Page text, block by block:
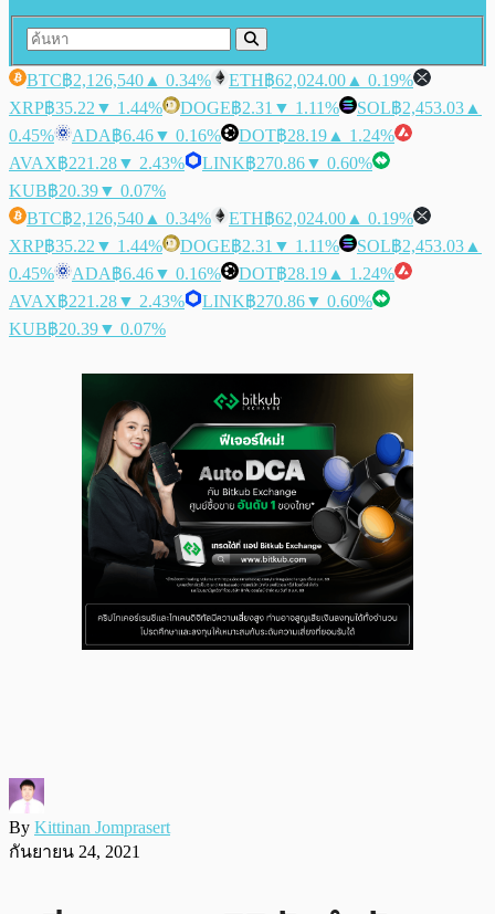
BTC฿2,126,540 ▲ 0.34% ETH฿62,024.00 ▲ 0.19%
XRP฿35.22 ▼ 1.44% DOGE฿2.31 ▼ 1.11% SOL฿2,453.03 ▲
0.45%
ADA฿6.46▼ 0.16% DOT฿28.19 ▲ 1.24%
AVAX฿221.28▼ 2.43% LINK฿270.86▼ 0.60%
KUB฿20.39▼ 0.07%
BTC฿2,126,540 ▲ 0.34% ETH฿62,024.00 ▲ 0.19%
XRP฿35.22 ▼ 1.44% DOGE฿2.31 ▼ 1.11% SOL฿2,453.03 ▲
0.45%
ADA฿6.46▼ 0.16% DOT฿28.19 ▲ 1.24%
AVAX฿221.28▼ 2.43% LINK฿270.86▼ 0.60%
KUB฿20.39▼ 0.07%
By Kittinan Jomprasert
กันยายน 24, 2021